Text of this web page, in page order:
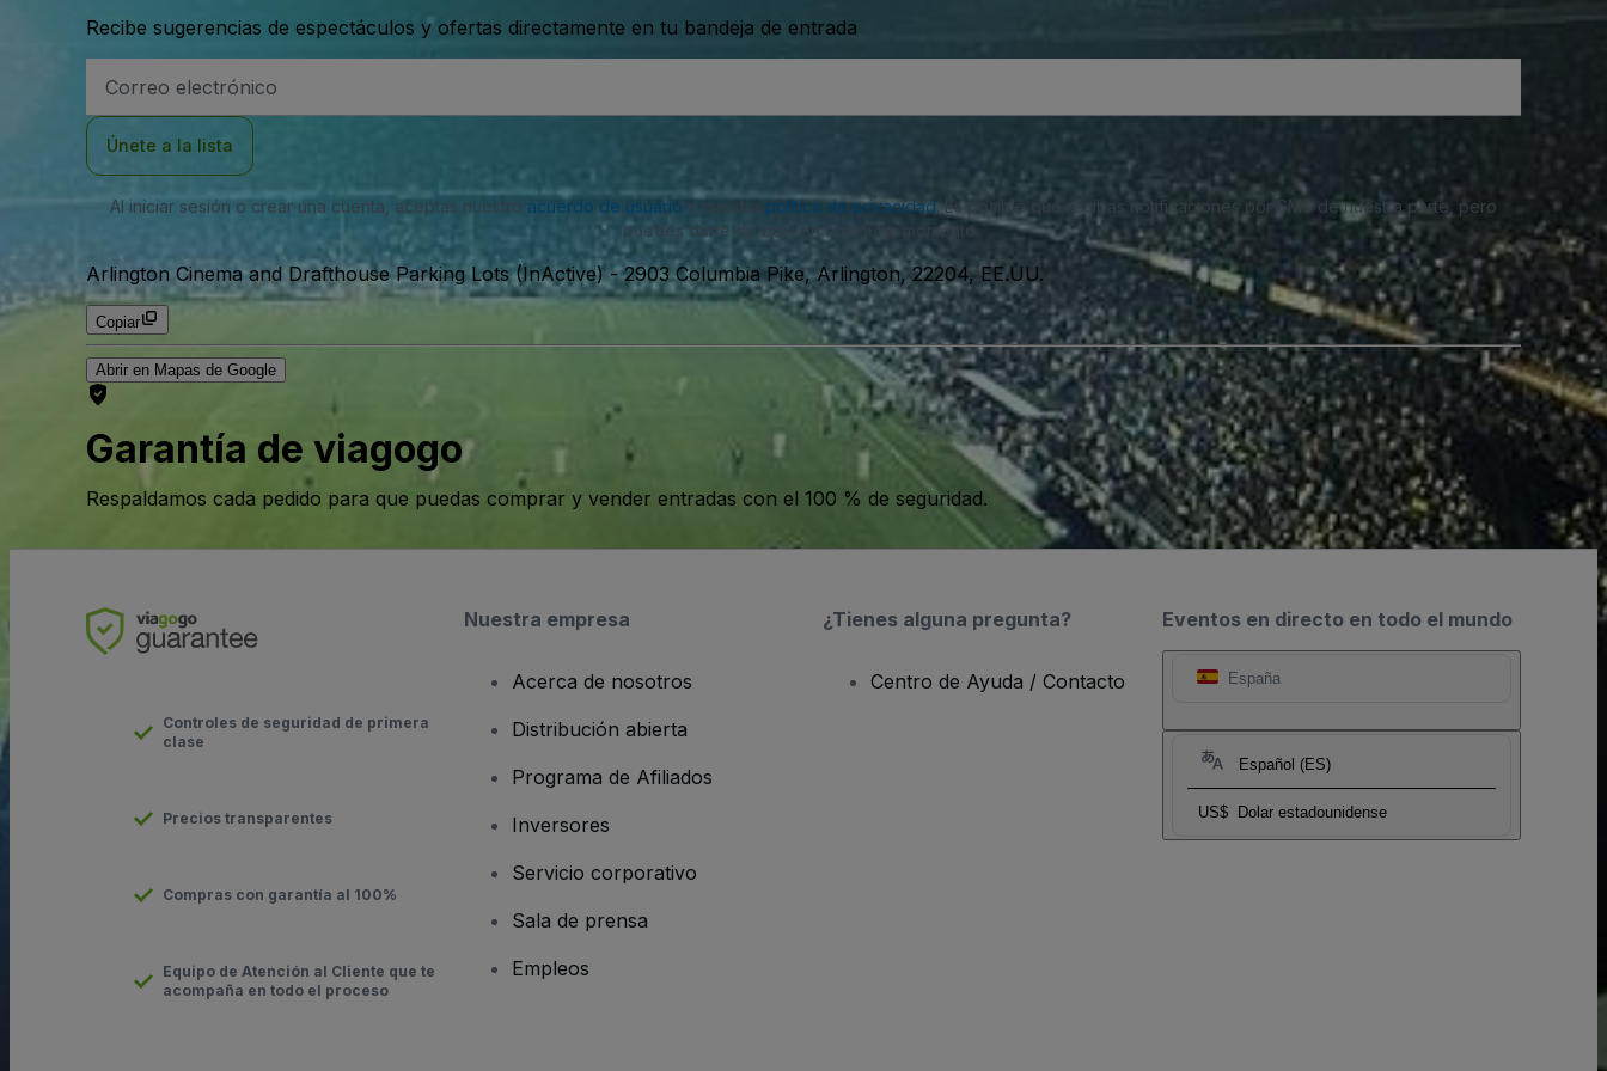
Recibe sugerencias de espectáculos y ofertas directamente en tu bandeja de entrada
de
Únete a la lista
Al iniciar sesión o crear una cuenta, aceptas nuestro acuerdo de usuario y nuestra política de privacidad. Es posible que recibas notificaciones por SMS de nuestra parte, pero
puedes darte de baja en cualquier momento.
Arlington Cinema and Drafthouse Parking Lots (InActive)-2903 Columbia Pike, Arlington, 22204, EE.UU.
Copiar
Abrir en Mapas de Google
Garantía de viagogo
Respaldamos cada pedido para que puedas comprar y vender entradas con el 100 % de seguridad.
Eventos en directo en todo el mundo
España
Español (ES)
US$ Dolar estadounidense
Controles de seguridad de primera
clase
Precios transparentes
Compras con garantía al 100%
Equipo de Atención al Cliente que te
acompaña en todo el proceso
Nuestra empresa
Acerca de nosotros
Distribución abierta
Programa de Afiliados
Inversores
Servicio corporativo
Sala de prensa
Empleos
¿Tienes alguna pregunta?
Centro de Ayuda / Contacto